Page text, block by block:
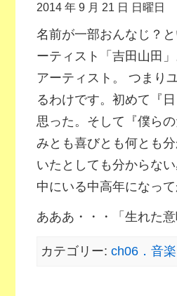
2014 年 9 月 21 日 日曜日
名前が一部おんなじ？
ーティスト「吉田山田
アーティスト。 つまり
るわけです。初めて『
思った。そして『僕ら
みとも喜びとも何とも
いたとしても分からな
中にいる中高年になっ
あああ・・・「生れた
カテゴリー: ch06．音楽